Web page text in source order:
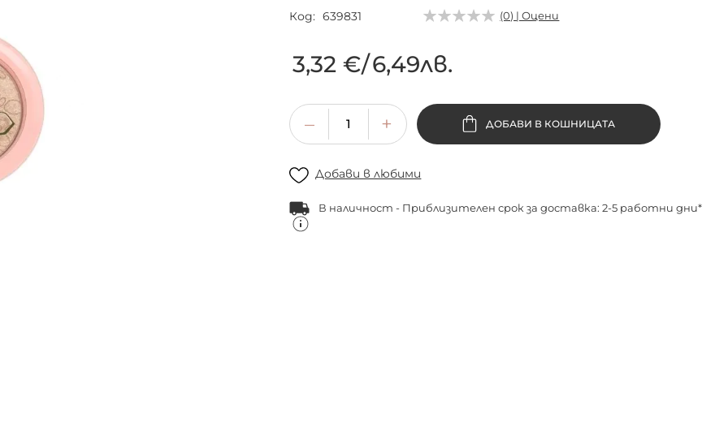
Код 639831 (0) | Оцени
3,32 €/6,49лв.
ДОБАВИ В КОШНИЦАТА
Добави в любими
В наличност - Приблизителен срок за доставка: 2-5 работни дни*